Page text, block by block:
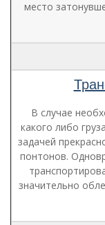
место
В случае
какого либо
задачей
понтонов.
значительно